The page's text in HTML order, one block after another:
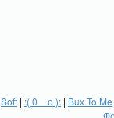
Soft | :( 0 _ о ): | Bux To Me